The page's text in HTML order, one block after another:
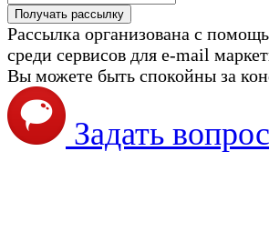
Рассылка организована с
среди сервисов для e-mail
Вы можете быть спокойны за
Задать